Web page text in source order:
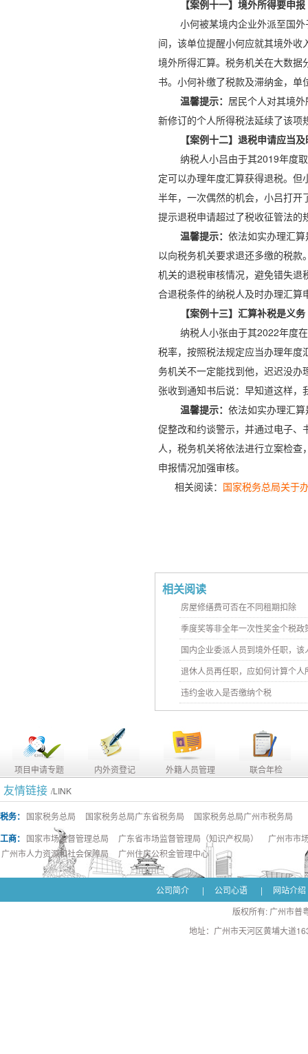
【案例十一】境外所得要申
小何被某境内企业外派至国
间，该单位提醒小何应就其境外
境外所得汇算。税务机关在大数
书。小何补缴了税款及滞纳金，
温馨提示： 居民个人对其境
新修订的个人所得税法延续了该
【案例十二】退税申请应当
纳税人小吕由于其2019年度
定可以办理年度汇算获得退税。
半年，一次偶然的机会，小吕打
提示退税申请超过了税收征管法的
温馨提示： 依法如实办理汇
以向税务机关要求退还多缴的税
机关的退税审核情况，避免错失
合退税条件的纳税人及时办理汇
【案例十三】汇算补税是义
纳税人小张由于其2022年度
税率，按照税法规定应当办理年度
务机关不一定能找到他，迟迟没
张收到通知书后说：早知道这样
温馨提示： 依法如实办理汇
促整改和约谈警示，并通过电子
人，税务机关将依法进行立案检
申报情况加强审核。
相关阅读：
国家税务总局关于
相关阅读
房屋修缮费可否在不同租期扣除
季度奖等非全年一次性奖金个税政
国内企业委派人员到境外任职，该
退休人员再任职，应如何计算个人
违约金收入是否缴纳个税
项目申请专题 内外资登记 外籍人员管理 联合年检
友情链接 /LINK
税务： 国家税务总局 国家税务总局广东省税务局 国家税务总局广州市税务局
工商： 国家市场监督管理总局 广东省市场监督管理局（知识产权局）
广州市市
广州市人力资源和社会保障局
广州住房公积金管理中心
公司简介 | 公司心语 |
网站介绍
版权所有: 广州市普
地址：广州市天河区黄埔大道